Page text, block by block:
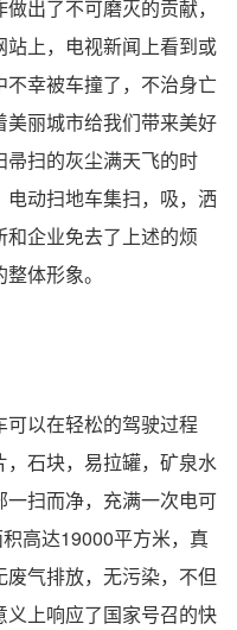
出了不可磨灭的贡献，
上，电视新闻上看到或
幸被车撞了，不治身亡
丽城市给我们带来美好
扫的灰尘满天飞的时
动扫地车集扫，吸，洒
企业免去了上述的烦
体形象。
以在轻松的驾驶过程
石块，易拉罐，矿泉水
扫而净，充满一次电可
高达19000平方米，真
气排放，无污染，不但
上响应了国家号召的快